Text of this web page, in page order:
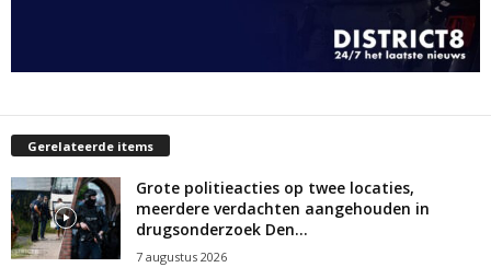
Gerelateerde items
Grote politieacties op twee locaties,
meerdere verdachten aangehouden in
drugsonderzoek Den...
7 augustus 2026